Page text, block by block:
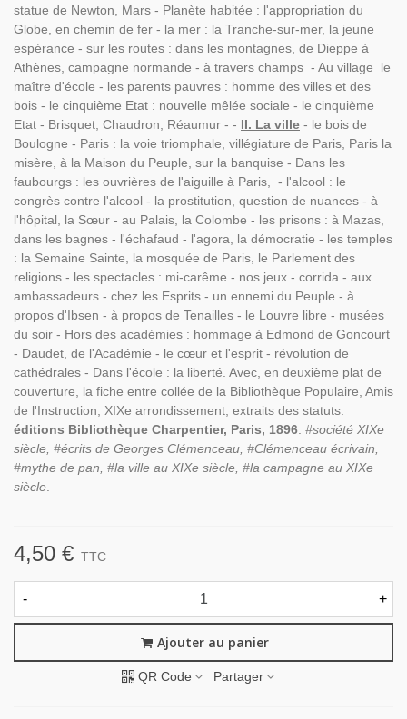
statue de Newton, Mars - Planète habitée : l'appropriation du
Globe, en chemin de fer - la mer : la Tranche-sur-mer, la jeune
espérance - sur les routes : dans les montagnes, de Dieppe à
Athènes, campagne normande - à travers champs - Au village le
maître d'école - les parents pauvres : homme des villes et des
bois - le cinquième Etat : nouvelle mêlée sociale - le cinquième
Etat - Brisquet, Chaudron, Réaumur - - II. La ville - le bois de
Boulogne - Paris : la voie triomphale, villégiature de Paris, Paris la
misère, à la Maison du Peuple, sur la banquise - Dans les
faubourgs : les ouvrières de l'aiguille à Paris, - l'alcool : le
congrès contre l'alcool - la prostitution, question de nuances - à
l'hôpital, la Sœur - au Palais, la Colombe - les prisons : à Mazas,
dans les bagnes - l'échafaud - l'agora, la démocratie - les temples
: la Semaine Sainte, la mosquée de Paris, le Parlement des
religions - les spectacles : mi-carême - nos jeux - corrida - aux
ambassadeurs - chez les Esprits - un ennemi du Peuple - à
propos d'Ibsen - à propos de Tenailles - le Louvre libre - musées
du soir - Hors des académies : hommage à Edmond de Goncourt
- Daudet, de l'Académie - le cœur et l'esprit - révolution de
cathédrales - Dans l'école : la liberté. Avec, en deuxième plat de
couverture, la fiche entre collée de la Bibliothèque Populaire, Amis
de l'Instruction, XIXe arrondissement, extraits des statuts.
éditions Bibliothèque Charpentier, Paris, 1896 #société XIXe
siècle, #écrits de Georges Clémenceau, #Clémenceau écrivain,
#mythe de pan, #la ville au XIXe siècle, #la campagne au XIXe
siècle
4,50 € TTC
- +
Ajouter au panier
QR Code Partager